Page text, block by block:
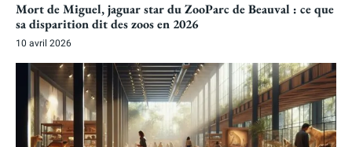
Mort de Miguel, jaguar star du ZooParc de Beauval : ce que
sa disparition dit des zoos en 2026
10 avril 2026